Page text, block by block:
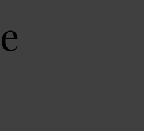
z